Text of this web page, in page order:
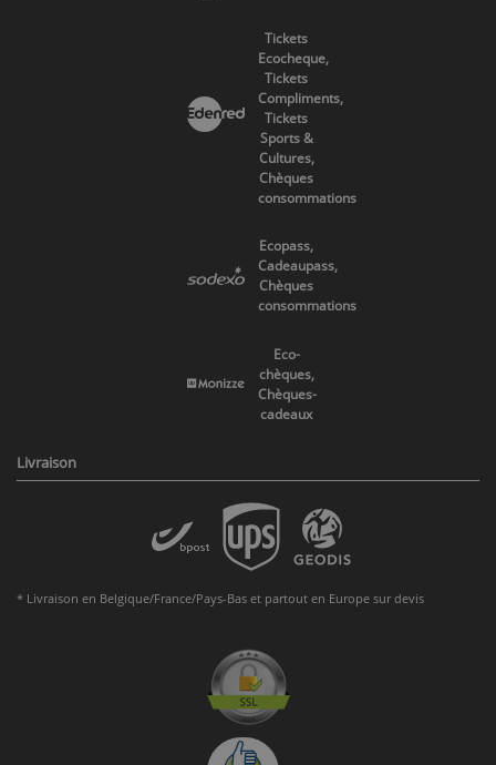
Tickets
Ecocheque,
Tickets
Compliments,
Tickets
Sports &
Cultures,
Chèques
consommations
Ecopass,
Cadeaupass,
Chèques
consommations
Eco-
chèques,
Chèques-
cadeaux
Livraison
* Livraison en Belgique/France/Pays-Bas et partout en Europe sur devis